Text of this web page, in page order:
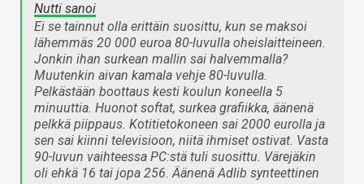
Nutti sanoi
Ei se tainnut olla erittäin suosittu, kun se maksoi
lähemmäs 20 000 euroa 80-luvulla oheislaitteineen.
Jonkin ihan surkean mallin sai halvemmalla?
Muutenkin aivan kamala vehje 80-luvulla.
Pelkästään boottaus kesti koulun koneella 5
minuuttia. Huonot softat, surkea grafiikka, äänenä
pelkkä piippaus. Kotitietokoneen sai 2000 eurolla ja
sen sai kiinni televisioon, niitä ihmiset ostivat. Vasta
90-luvun vaihteessa PC:stä tuli suosittu. Värejäkin
oli ehkä 16 tai jopa 256. Äänenä Adlib synteettinen